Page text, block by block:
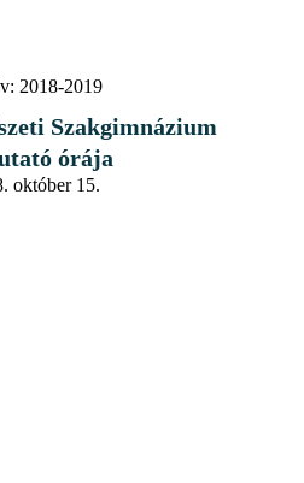
2018-2019
Szakgimnázium
órája
október 15.